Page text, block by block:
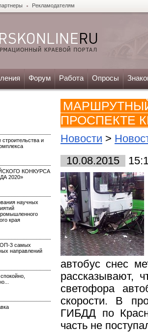
Рекламодателям
Форум Работа Опросы
и
КОНКУРСА
2020»
научных
края
3 самых
направлений
ПРОСПЕКТЕ
Новости >
10.08.2015
автобус снес
рассказывают,
светофора
скорости. В
ГИБДД по
часть не